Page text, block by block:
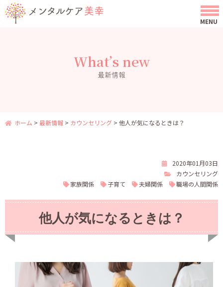
What’s new
最新情報
ホーム > 最新情報 > カウンセリング > 他人が気になるときは？
2020年01月03日
カウンセリング
家族関係
子育て 夫婦関係 職場の人間関係
他人が気になるときは？